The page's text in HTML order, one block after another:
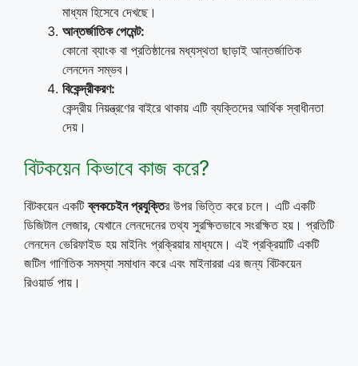
মাধ্যম হিসেবে দেখছে।
আন্তর্জাতিক পেমেন্ট:
কোনো ব্যাংক বা প্রতিষ্ঠানের মধ্যস্থতা ছাড়াই আন্তর্জাতিক
লেনদেন সম্ভব।
বিকেন্দ্রীকরণ:
কেন্দ্রীয় নিয়ন্ত্রণের বাইরে থাকায় এটি ব্যক্তিদের আর্থিক স্বাধীনতা
দেয়।
বিটকয়েন কিভাবে কাজ করে?
বিটকয়েন একটিব্লকচেইন প্রযুক্তির উপর ভিত্তি করে চলে। এটি একটি
ডিজিটাল লেজার, যেখানে লেনদেনের তথ্য সুরক্ষিতভাবে সংরক্ষিত হয়। প্রতিটি
লেনদেন ভেরিফাইড হয় মাইনিং প্রক্রিয়ার মাধ্যমে। এই প্রক্রিয়াটি একটি
জটিল গাণিতিক সমস্যা সমাধান করে এবং মাইনাররা এর জন্য বিটকয়েন
রিওয়ার্ড পায়।